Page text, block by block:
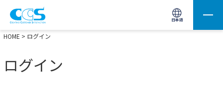
日本語
画像処理用の製品検索 サイト内検索(Enterで実行)
HOME > ログイン
ログイン